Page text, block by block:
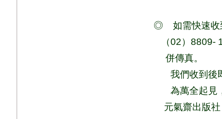
◎
如需快速
（02） 8809-
併傳真。
我們收到後
為萬全起見
元氣齋出版社